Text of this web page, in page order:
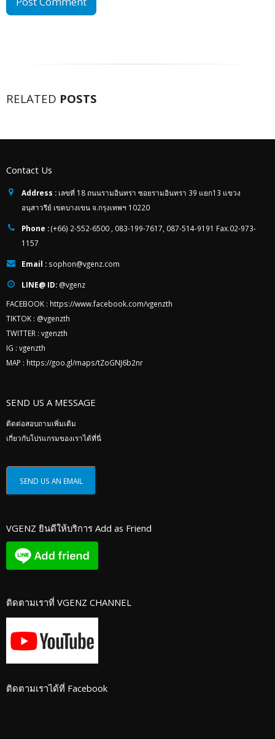
RELATED POSTS
Contact Us
Address : เลขที่ 18 ถนนรามอินทรา ซอยรามอินทรา 39 แยก13 แขวง
อนุสาวรีย์ เขตบางเขน จ.กรุงเทพฯ 10220
Phone :(+66) 2-552-6500 , 083-199-7617, 087-514-9191 Fax.02-973-
1157
Email : sophon@vgenz.com
LINE@ ID: @vgenz
FACEBOOK : https://www.facebook.com/vgenzth
TIKTOK : @vgenzth
TWITTER : vgenzth
IG : vgenzth
MAP : https://goo.gl/maps/tZoGNJ6b2nr
SEND US A MESSAGE
ติดต่อสอบถามเพิ่มเติม
เกี่ยวกับโปรแกรมของเราได้ที่นี่
VGENZ ยินดีให้บริการ Add as Friend
ติดตามเราที่ VGENZ CHANNEL
ติดตามเราได้ที่ Facebook